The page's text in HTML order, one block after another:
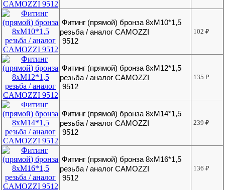
Фитинг (прямой) бронза 8хМ10*1,5
резьба / аналог CAMOZZI
9512
102₽
Фитинг (прямой) бронза 8хМ12*1,5
резьба / аналог CAMOZZI
9512
135₽
Фитинг (прямой) бронза 8хМ14*1,5
резьба / аналог CAMOZZI
9512
239₽
Фитинг (прямой) бронза 8хМ16*1,5
резьба / аналог CAMOZZI
9512
136₽